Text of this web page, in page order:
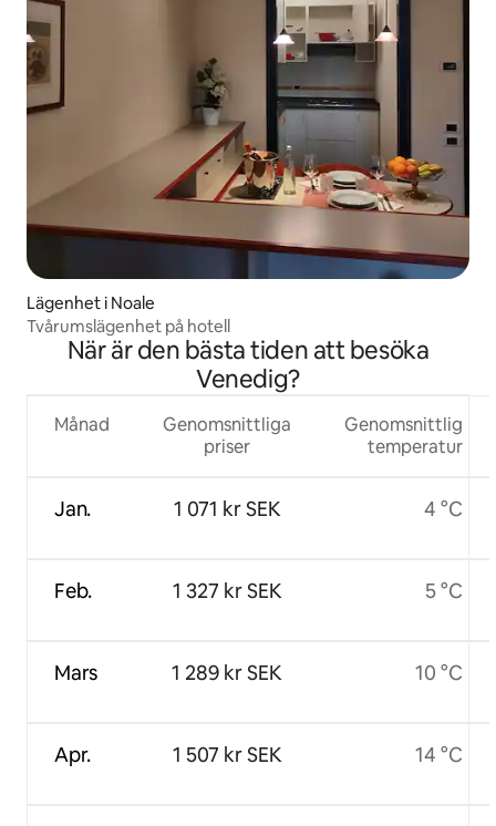
Lägenhet i Noale
Tvårumslägenhet på hotell
När är den bästa tiden att besöka
Venedig?
Månad
Jan.
Feb.
Mars
Apr.
Genomsnittliga
priser
1 071 kr SEK
1 327 kr SEK
1 289 kr SEK
1 507 kr SEK
Genomsnittlig
temperatur
4 °C
5 °C
10 °C
14 °C